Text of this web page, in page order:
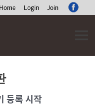
Home Login Join
등록 시작